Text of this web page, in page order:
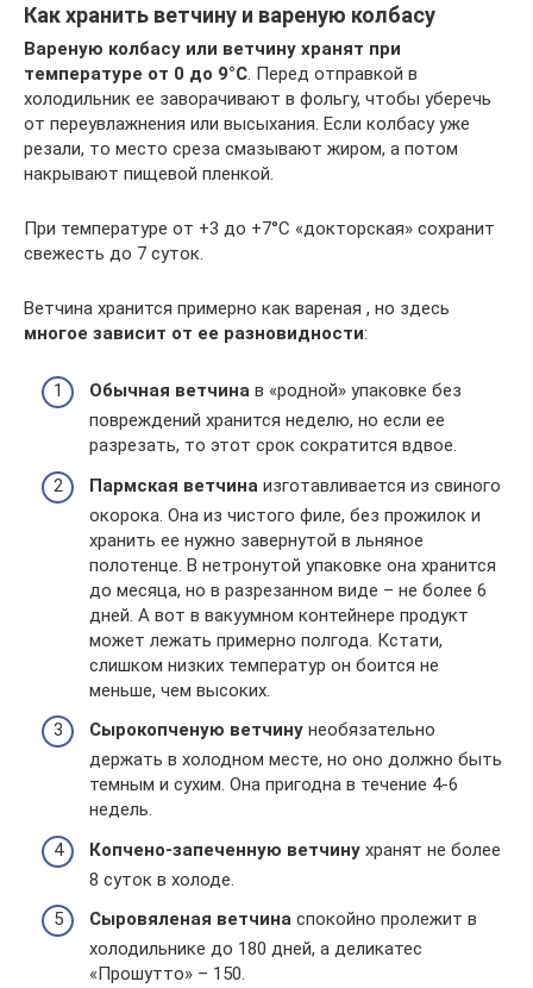
Как хранить ветчину и вареную колбасу
Вареную колбасу или ветчину хранят при
температуре от 0 до 9°С . Перед отправкой в
холодильник ее заворачивают в фольгу, чтобы уберечь
от переувлажнения или высыхания. Если колбасу уже
резали, то место среза смазывают жиром, а потом
накрывают пищевой пленкой.
При температуре от +3 до +7°С «докторская» сохранит
свежесть до 7 суток.
Ветчина хранится примерно как вареная , но здесь
многое зависит от ее разновидности:
Обычная ветчина в «родной» упаковке без
повреждений хранится неделю, но если ее
разрезать, то этот срок сократится вдвое.
Пармская ветчина изготавливается из свиного
окорока. Она из чистого филе, без прожилок и
хранить ее нужно завернутой в льняное
полотенце. В нетронутой упаковке она хранится
до месяца, но в разрезанном виде – не более 6
дней. А вот в вакуумном контейнере продукт
может лежать примерно полгода. Кстати,
слишком низких температур он боится не
меньше, чем высоких.
Сырокопченую ветчину необязательно
держать в холодном месте, но оно должно быть
темным и сухим. Она пригодна в течение 4-6
недель.
Копчено-запеченную ветчину хранят не более
8 суток в холоде.
Сыровяленая ветчина спокойно пролежит в
холодильнике до 180 дней, а деликатес
«Прошутто» – 150.